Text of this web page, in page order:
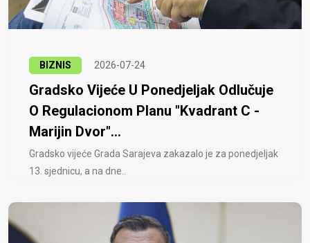
BIZNIS 2026-07-24
Gradsko Vijeće U Ponedjeljak Odlučuje
O Regulacionom Planu "Kvadrant C -
Marijin Dvor"...
Gradsko vijeće Grada Sarajeva zakazalo je za ponedjeljak
13. sjednicu, a na dne..